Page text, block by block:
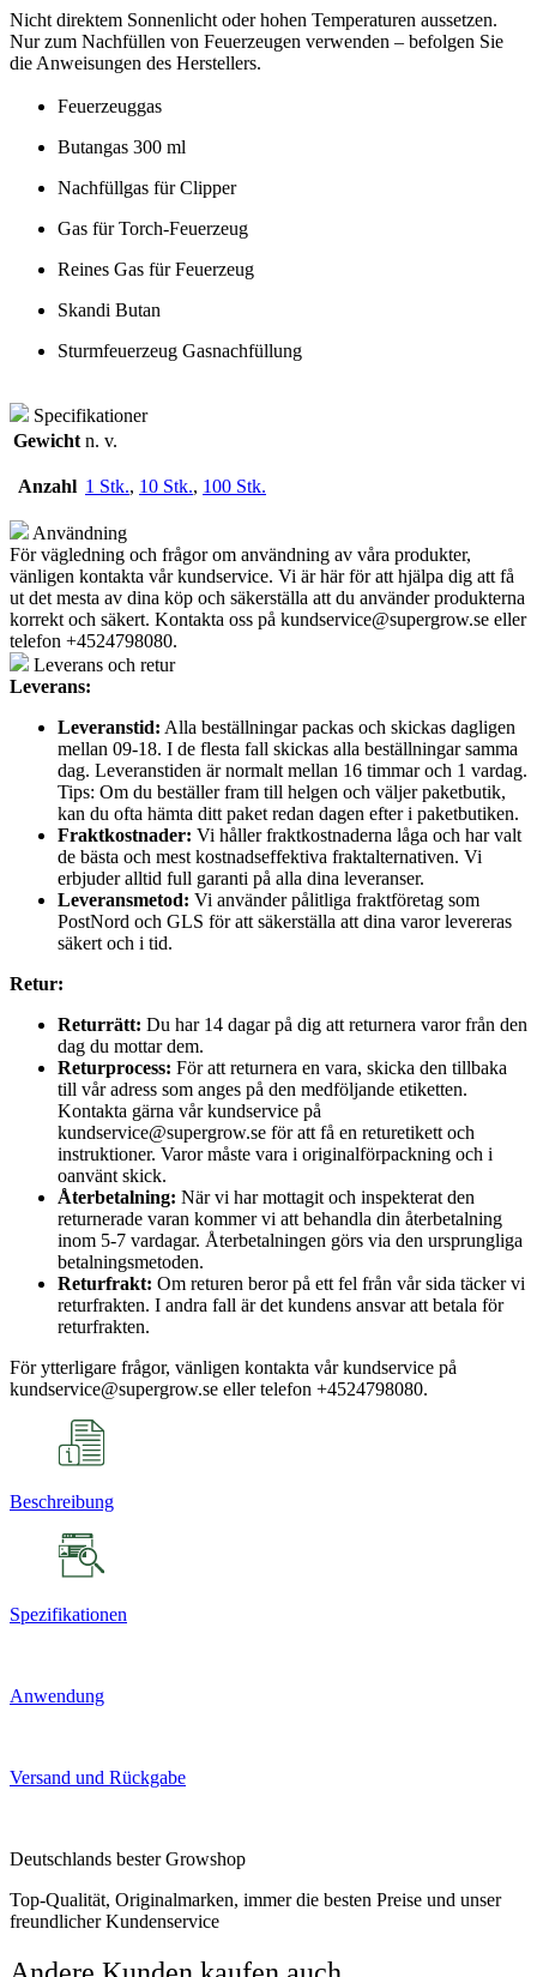
Nicht direktem Sonnenlicht oder hohen Temperaturen aussetzen.
Nur zum Nachfüllen von Feuerzeugen verwenden – befolgen Sie
die Anweisungen des Herstellers.
Feuerzeuggas
Butangas 300 ml
Nachfüllgas für Clipper
Gas für Torch-Feuerzeug
Reines Gas für Feuerzeug
Skandi Butan
Sturmfeuerzeug Gasnachfüllung
Specifikationer
Gewicht n. v.
Anzahl 1 Stk., 10 Stk., 100 Stk.
Användning
För vägledning och frågor om användning av våra produkter,
vänligen kontakta vår kundservice. Vi är här för att hjälpa dig att få
ut det mesta av dina köp och säkerställa att du använder produkterna
korrekt och säkert. Kontakta oss på kundservice@supergrow.se eller
telefon +4524798080.
Leverans och retur
Leverans:
Leveranstid: Alla beställningar packas och skickas dagligen
mellan 09-18. I de flesta fall skickas alla beställningar samma
dag. Leveranstiden är normalt mellan 16 timmar och 1 vardag.
Tips: Om du beställer fram till helgen och väljer paketbutik,
kan du ofta hämta ditt paket redan dagen efter i paketbutiken.
Fraktkostnader: Vi håller fraktkostnaderna låga och har valt
de bästa och mest kostnadseffektiva fraktalternativen. Vi
erbjuder alltid full garanti på alla dina leveranser.
Leveransmetod: Vi använder pålitliga fraktföretag som
PostNord och GLS för att säkerställa att dina varor levereras
säkert och i tid.
Retur:
Returrätt: Du har 14 dagar på dig att returnera varor från den
dag du mottar dem.
Returprocess: För att returnera en vara, skicka den tillbaka
till vår adress som anges på den medföljande etiketten.
Kontakta gärna vår kundservice på
kundservice@supergrow.se för att få en returetikett och
instruktioner. Varor måste vara i originalförpackning och i
oanvänt skick.
Återbetalning: När vi har mottagit och inspekterat den
returnerade varan kommer vi att behandla din återbetalning
inom 5-7 vardagar. Återbetalningen görs via den ursprungliga
betalningsmetoden.
Returfrakt: Om returen beror på ett fel från vår sida täcker vi
returfrakten. I andra fall är det kundens ansvar att betala för
returfrakten.
För ytterligare frågor, vänligen kontakta vår kundservice på
kundservice@supergrow.se eller telefon +4524798080.
Beschreibung
Spezifikationen
Anwendung
Versand und Rückgabe
Deutschlands bester Growshop
Top-Qualität, Originalmarken, immer die besten Preise und unser
freundlicher Kundenservice